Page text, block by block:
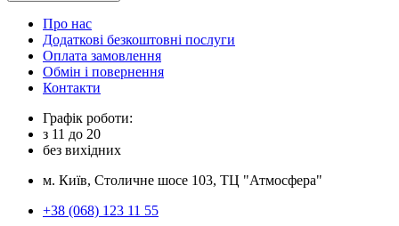
Про нас
Додаткові безкоштовні послуги
Оплата замовлення
Обмін і повернення
Контакти
Графік роботи:
з 11 до 20
без вихідних
м. Київ, Столичне шосе 103, ТЦ "Атмосфера"
+38 (068) 123 11 55